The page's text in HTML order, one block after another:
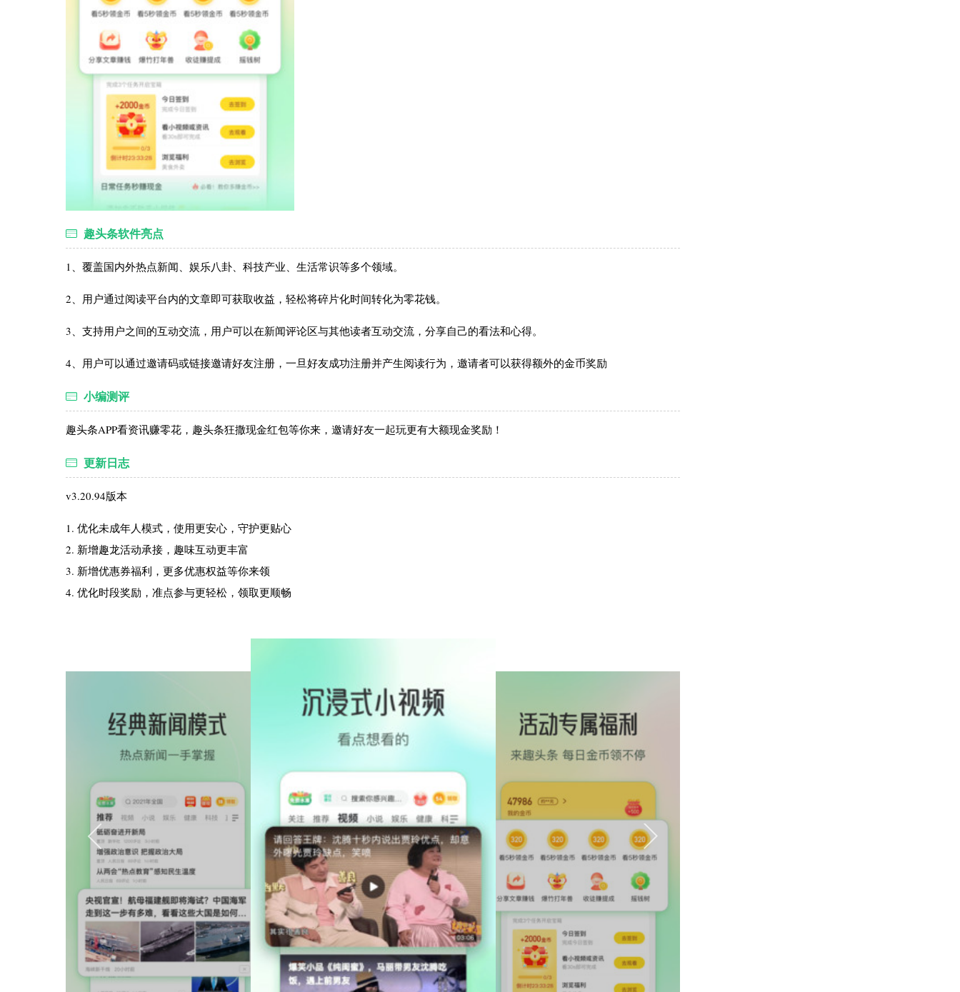
趣头条软件亮点
1、覆盖国内外热点新闻、娱乐八卦、科技产业、生活常识等多个领域。
2、用户通过阅读平台内的文章即可获取收益，轻松将碎片化时间转化为零花钱。
3、支持用户之间的互动交流，用户可以在新闻评论区与其他读者互动交流，分享自己的看法和心得。
4、用户可以通过邀请码或链接邀请好友注册，一旦好友成功注册并产生阅读行为，邀请者可以获得额外的金币奖励
小编测评
趣头条APP看资讯赚零花，趣头条狂撒现金红包等你来，邀请好友一起玩更有大额现金奖励！
更新日志
v3.20.94版本
1. 优化未成年人模式，使用更安心，守护更贴心
2. 新增趣龙活动承接，趣味互动更丰富
3. 新增优惠券福利，更多优惠权益等你来领
4. 优化时段奖励，准点参与更轻松，领取更顺畅